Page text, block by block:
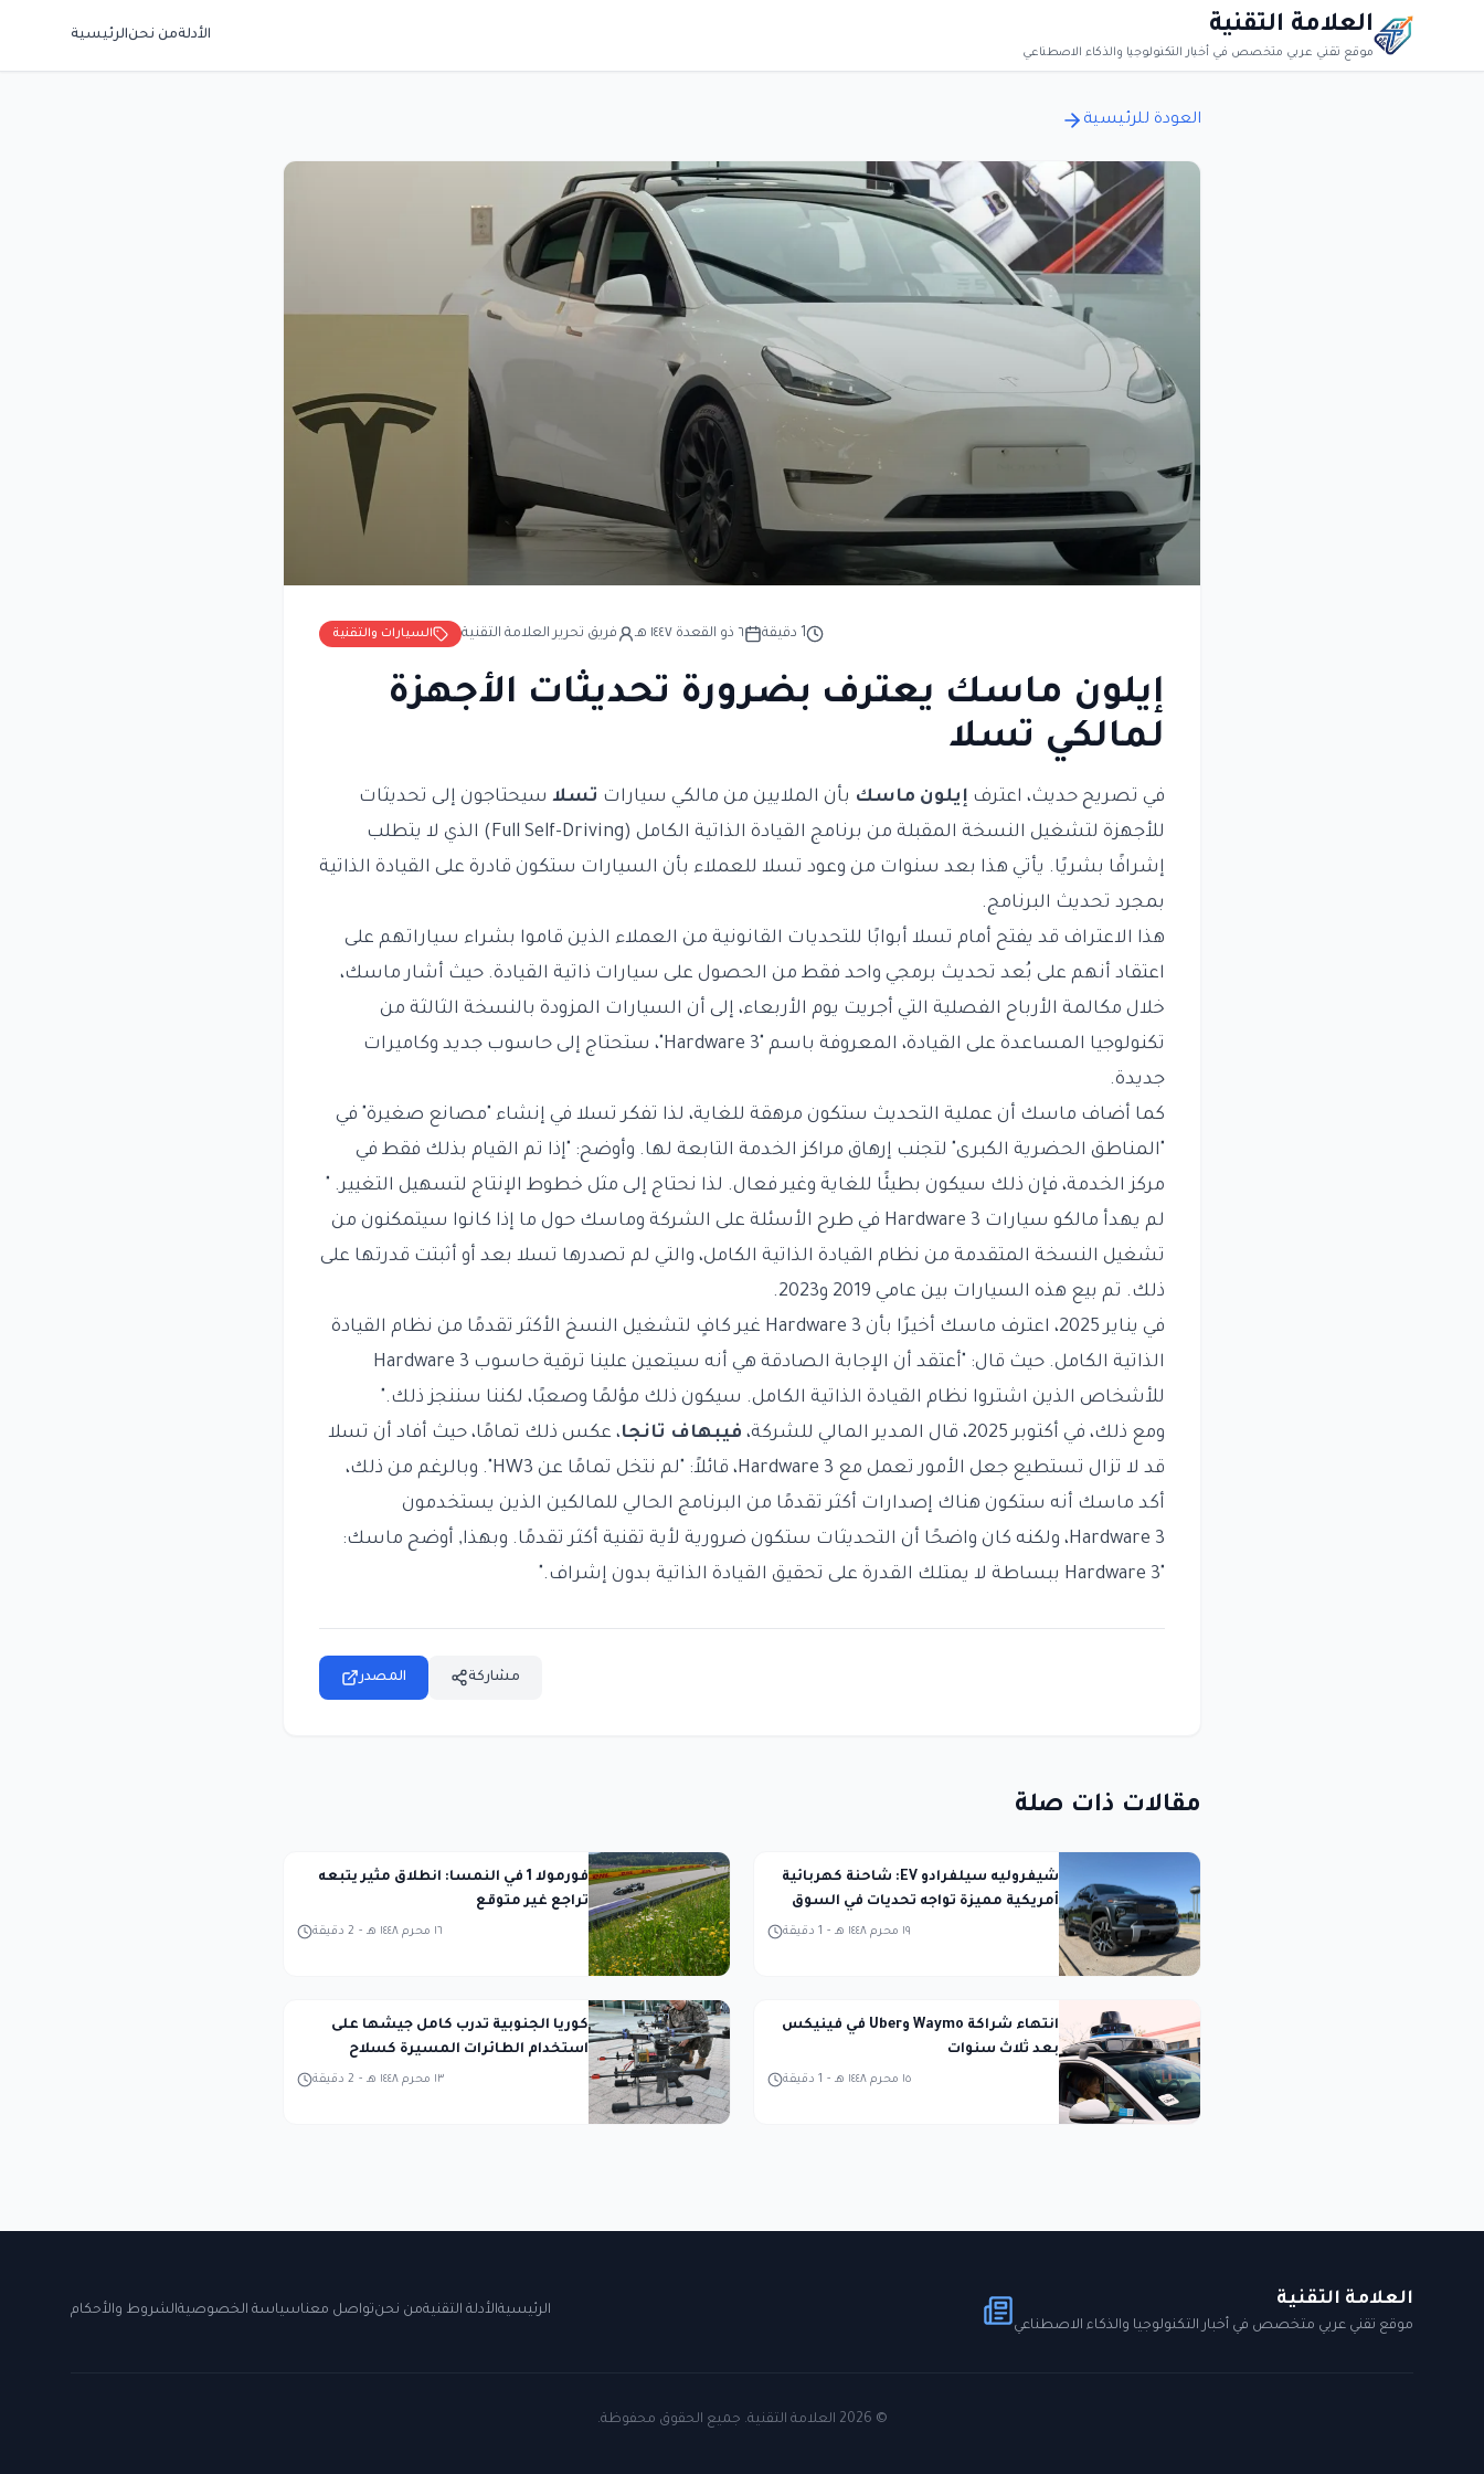
العلامة التقنية
موقع تقني عربي متخصص في أخبار التكنولوجيا والذكاء الاصطناعي
الأدلةمن نحنالرئيسية
العودة للرئيسية
السيارات والتقنية فريق تحرير العلامة التقنية ٦ ذو القعدة ١٤٤٧ هـ 1 دقيقة
إيلون ماسك يعترف بضرورة تحديثات الأجهزة
لمالكي تسلا
في تصريح حديث، اعترف إيلون ماسك بأن الملايين من مالكي سيارات تسلا سيحتاجون إلى تحديثات
للأجهزة لتشغيل النسخة المقبلة من برنامج القيادة الذاتية الكامل (Full Self-Driving) الذي لا يتطلب
إشرافًا بشريًا. يأتي هذا بعد سنوات من وعود تسلا للعملاء بأن السيارات ستكون قادرة على القيادة الذاتية
بمجرد تحديث البرنامج.
هذا الاعتراف قد يفتح أمام تسلا أبوابًا للتحديات القانونية من العملاء الذين قاموا بشراء سياراتهم على
اعتقاد أنهم على بُعد تحديث برمجي واحد فقط من الحصول على سيارات ذاتية القيادة. حيث أشار ماسك،
خلال مكالمة الأرباح الفصلية التي أجريت يوم الأربعاء، إلى أن السيارات المزودة بالنسخة الثالثة من
تكنولوجيا المساعدة على القيادة، المعروفة باسم "Hardware 3"، ستحتاج إلى حاسوب جديد وكاميرات
جديدة.
كما أضاف ماسك أن عملية التحديث ستكون مرهقة للغاية، لذا تفكر تسلا في إنشاء "مصانع صغيرة" في
"المناطق الحضرية الكبرى" لتجنب إرهاق مراكز الخدمة التابعة لها. وأوضح: "إذا تم القيام بذلك فقط في
مركز الخدمة، فإن ذلك سيكون بطيئًا للغاية وغير فعال. لذا نحتاج إلى مثل خطوط الإنتاج لتسهيل التغيير. "
لم يهدأ مالكو سيارات Hardware 3 في طرح الأسئلة على الشركة وماسك حول ما إذا كانوا سيتمكنون من
تشغيل النسخة المتقدمة من نظام القيادة الذاتية الكامل، والتي لم تصدرها تسلا بعد أو أثبتت قدرتها على
ذلك. تم بيع هذه السيارات بين عامي 2019 و2023.
في يناير 2025، اعترف ماسك أخيرًا بأن Hardware 3 غير كافٍ لتشغيل النسخ الأكثر تقدمًا من نظام القيادة
الذاتية الكامل. حيث قال: "أعتقد أن الإجابة الصادقة هي أنه سيتعين علينا ترقية حاسوب Hardware 3
للأشخاص الذين اشتروا نظام القيادة الذاتية الكامل. سيكون ذلك مؤلمًا وصعبًا، لكننا سننجز ذلك."
ومع ذلك، في أكتوبر 2025، قال المدير المالي للشركة،
فيبهاف تانجا، عكس ذلك تمامًا، حيث أفاد أن تسلا
قد لا تزال تستطيع جعل الأمور تعمل مع Hardware 3، قائلاً: "لم نتخل تمامًا عن HW3". وبالرغم من ذلك،
أكد ماسك أنه ستكون هناك إصدارات أكثر تقدمًا من البرنامج الحالي للمالكين الذين يستخدمون
Hardware 3، ولكنه كان واضحًا أن التحديثات ستكون ضرورية لأية تقنية أكثر تقدمًا. وبهذا, أوضح ماسك:
"Hardware 3 ببساطة لا يمتلك القدرة على تحقيق القيادة الذاتية بدون إشراف."
المصدر مشاركة
مقالات ذات صلة
شيفروليه سيلفرادو EV: شاحنة كهربائية
أمريكية مميزة تواجه تحديات في السوق
1 دقيقة - ١٩ محرم ١٤٤٨ هـ
فورمولا 1 في النمسا: انطلاق مثير يتبعه
تراجع غير متوقع
2 دقيقة - ١٦ محرم ١٤٤٨ هـ
انتهاء شراكة Waymo وUber في فينيكس
بعد ثلاث سنوات
1 دقيقة - ١٥ محرم ١٤٤٨ هـ
كوريا الجنوبية تدرب كامل جيشها على
استخدام الطائرات المسيرة كسلاح
2 دقيقة - ١٣ محرم ١٤٤٨ هـ
العلامة التقنية
موقع تقني عربي متخصص في أخبار التكنولوجيا والذكاء الاصطناعي
الرئيسيةالأدلة التقنيةمن نحنتواصل معناسياسة الخصوصيةالشروط والأحكام
©
2026 العلامة التقنية. جميع الحقوق محفوظة.